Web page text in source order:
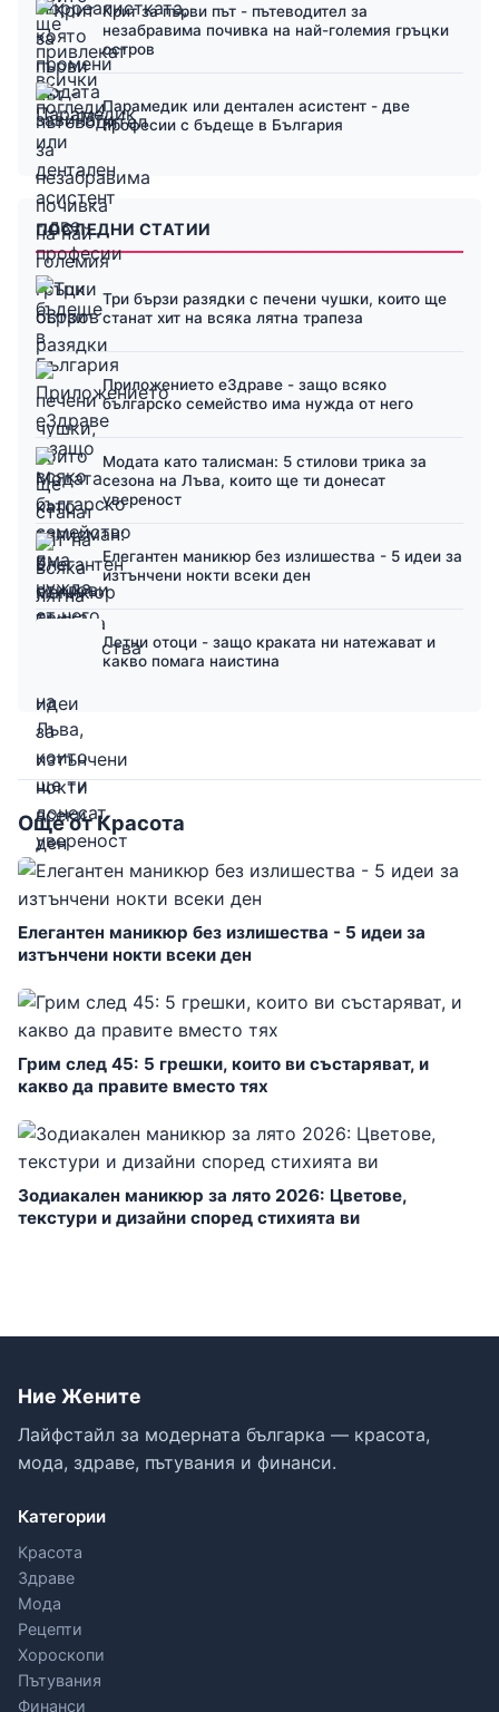
Крит за първи път - пътеводител за
незабравима почивка на най-големия гръцки
остров
Парамедик или дентален асистент - две
професии с бъдеще в България
ПОСЛЕДНИ СТАТИИ
Три бързи разядки с печени чушки, които ще
станат хит на всяка лятна трапеза
Приложението еЗдраве - защо всяко
българско семейство има нужда от него
Модата като талисман: 5 стилови трика за
сезона на Лъва, които ще ти донесат
увереност
Елегантен маникюр без излишества - 5 идеи за
изтънчени нокти всеки ден
Летни отоци - защо краката ни натежават и
какво помага наистина
Още от Красота
Елегантен маникюр без излишества - 5 идеи за
изтънчени нокти всеки ден
Грим след 45: 5 грешки, които ви състаряват, и
какво да правите вместо тях
Зодиакален маникюр за лято 2026: Цветове,
текстури и дизайни според стихията ви
Ние Жените
Лайфстайл за модерната българка — красота,
мода, здраве, пътувания и финанси.
Категории
Красота
Здраве
Мода
Рецепти
Хороскопи
Пътувания
Финанси